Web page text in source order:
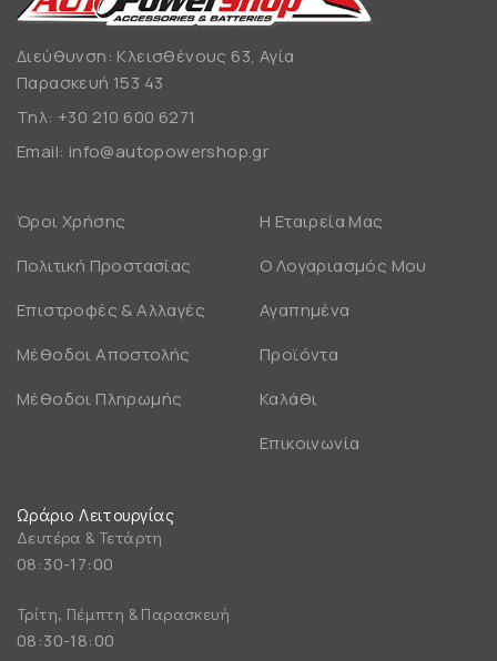
Διεύθυνση: Κλεισθένους 63, Αγία
Παρασκευή 153 43
Τηλ: +30 210 600 6271
Email: info@autopowershop.gr
Όροι Χρήσης
Πολιτική Προστασίας
Επιστροφές & Αλλαγές
Μέθοδοι Αποστολής
Μέθοδοι Πληρωμής
Η Εταιρεία Μας
Ο Λογαριασμός Μου
Αγαπημένα
Προϊόντα
Καλάθι
Επικοινωνία
Ωράριο Λειτουργίας
Δευτέρα & Τετάρτη
08:30-17:00
Τρίτη, Πέμπτη & Παρασκευή
08:30-18:00